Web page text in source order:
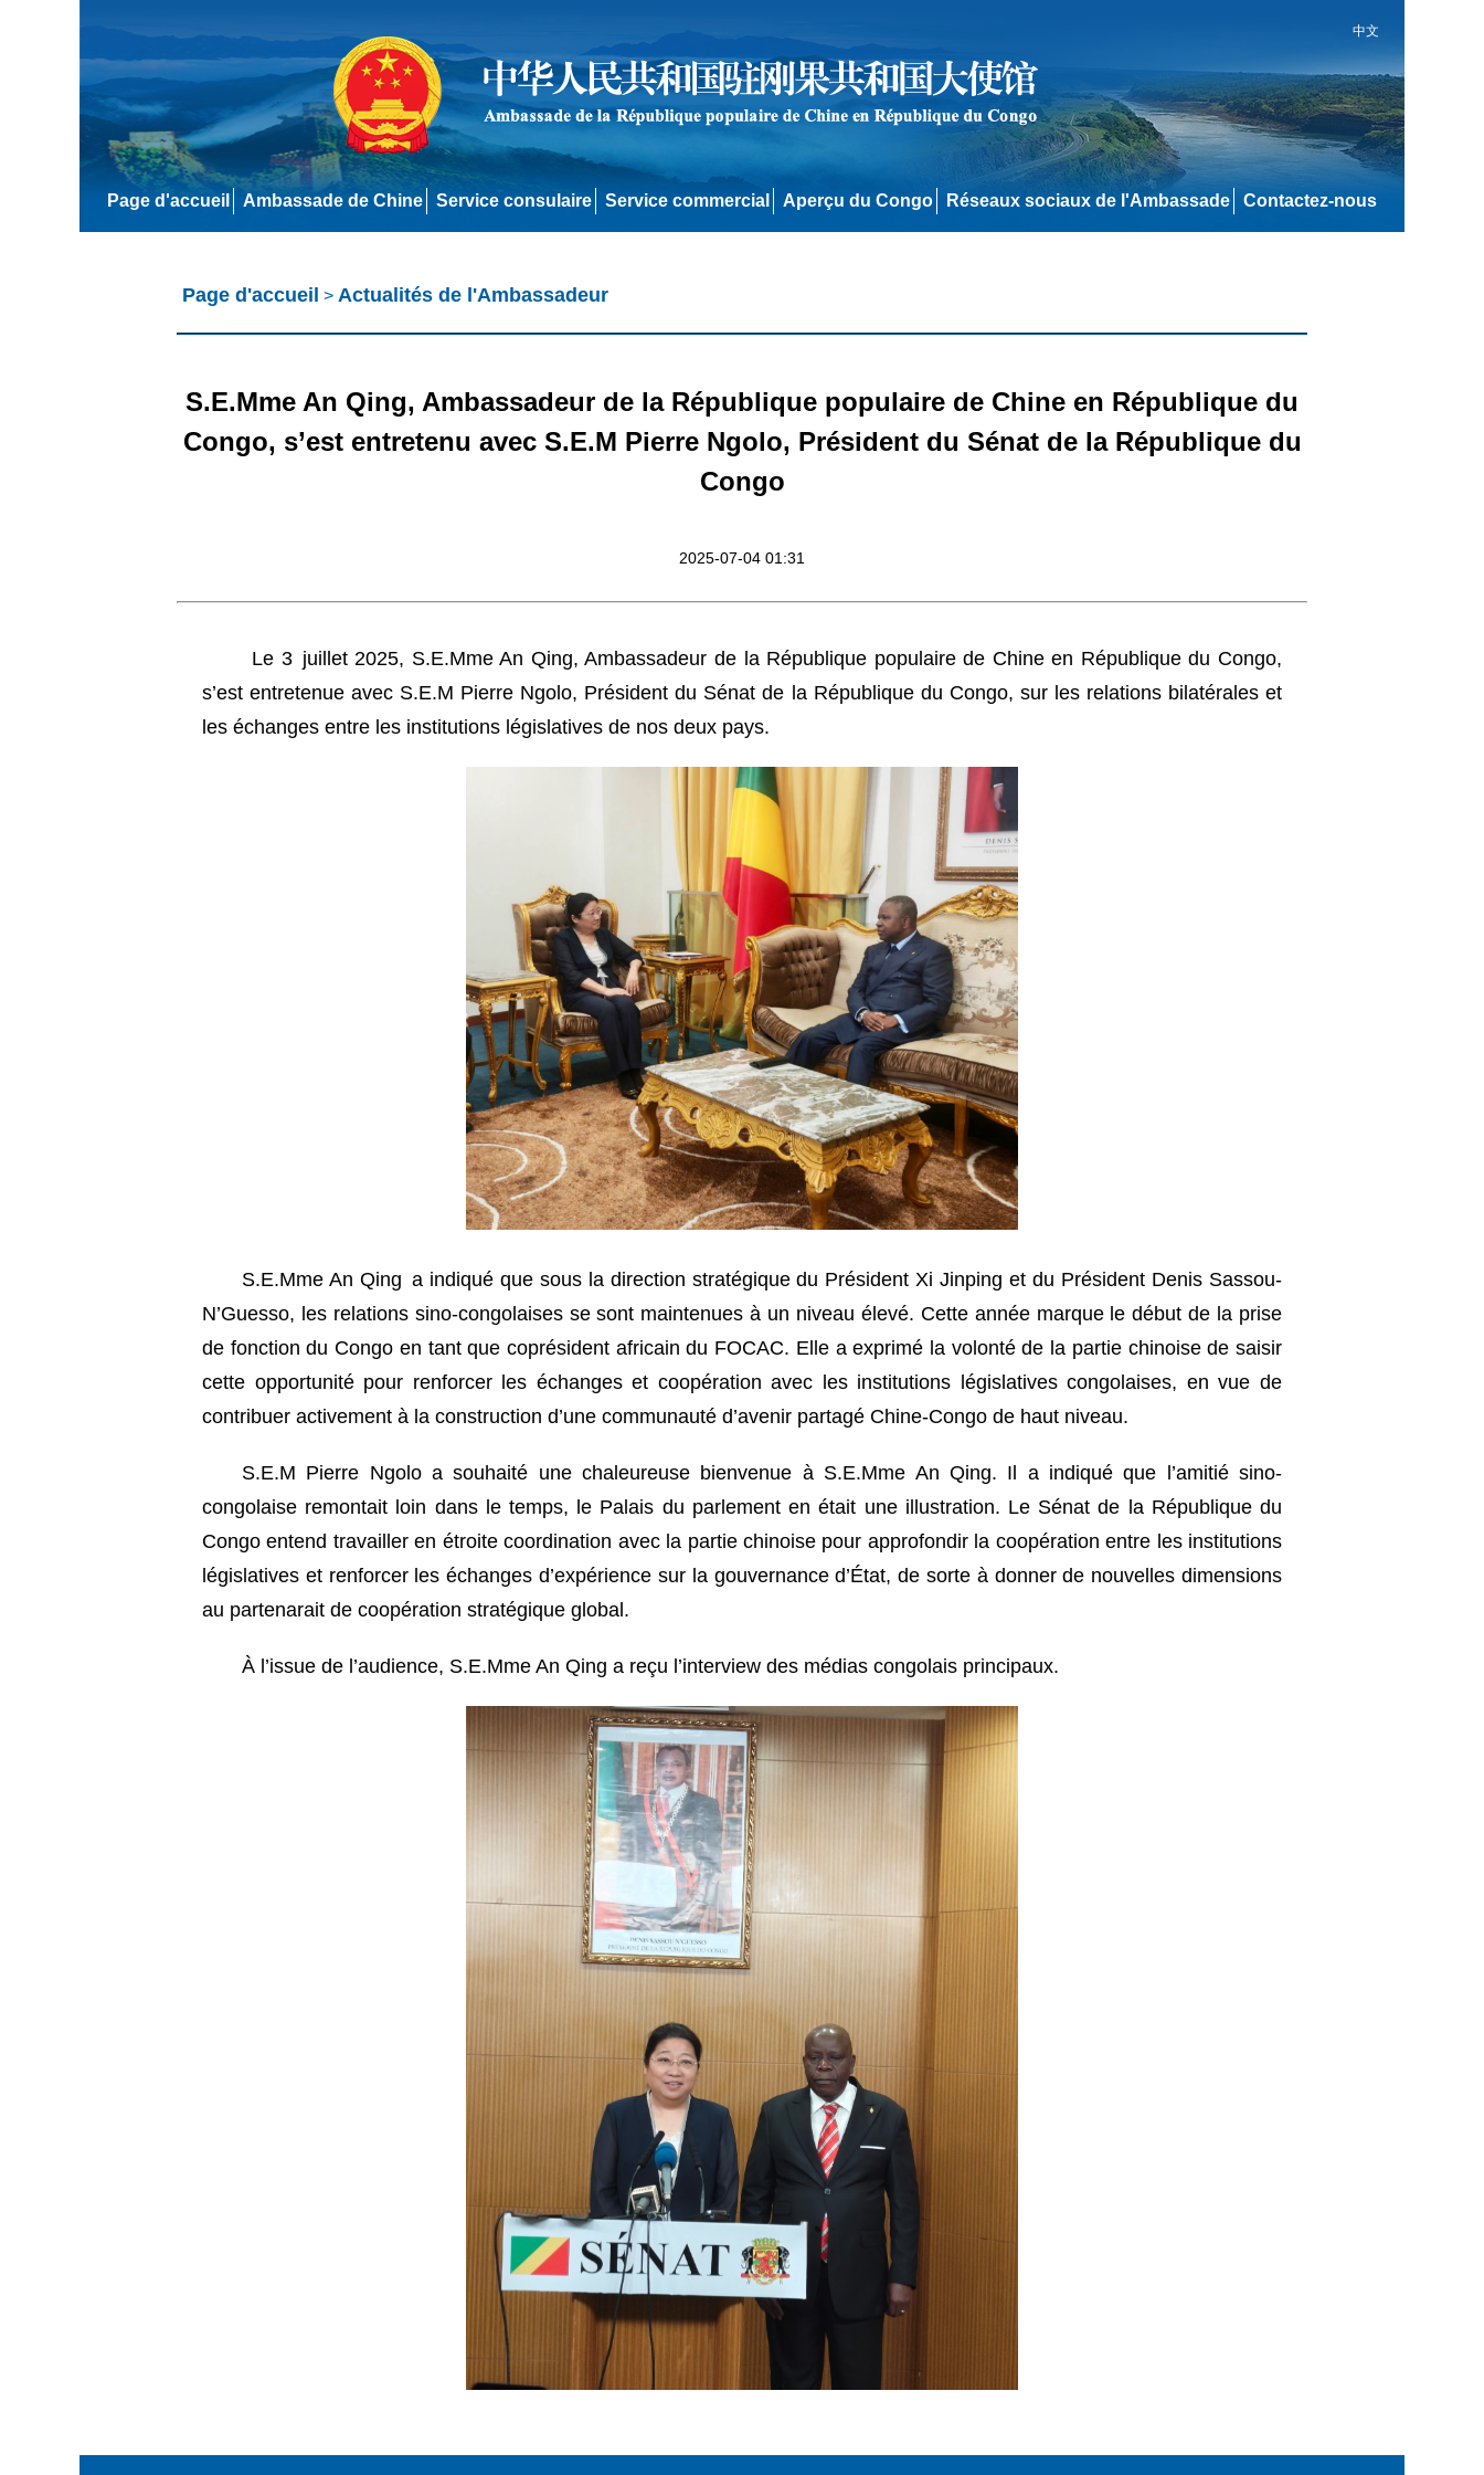
中文
Page d'accueil Ambassade de Chine Service consulaire Service commercial Aperçu du Congo Réseaux sociaux de l'Ambassade Contactez-nous
Page d'accueil > Actualités de l'Ambassadeur
S.E.Mme An Qing, Ambassadeur de la République populaire de Chine en République du
Congo, s’est entretenu avec S.E.M Pierre Ngolo, Président du Sénat de la République du
Congo
2025-07-04 01:31
Le 3 juillet 2025, S.E.Mme An Qing, Ambassadeur de la République populaire de Chine en République du Congo,
s’est entretenue avec S.E.M Pierre Ngolo, Président du Sénat de la République du Congo, sur les relations bilatérales et
les échanges entre les institutions législatives de nos deux pays.
S.E.Mme An Qing a indiqué que sous la direction stratégique du Président Xi Jinping et du Président Denis Sassou-
N’Guesso, les relations sino-congolaises se sont maintenues à un niveau élevé. Cette année marque le début de la prise
de fonction du Congo en tant que coprésident africain du FOCAC. Elle a exprimé la volonté de la partie chinoise de saisir
cette opportunité pour renforcer les échanges et coopération avec les institutions législatives congolaises, en vue de
contribuer activement à la construction d’une communauté d’avenir partagé Chine-Congo de haut niveau.
S.E.M Pierre Ngolo a souhaité une chaleureuse bienvenue à S.E.Mme An Qing. Il a indiqué que l’amitié sino-
congolaise remontait loin dans le temps, le Palais du parlement en était une illustration. Le Sénat de la République du
Congo entend travailler en étroite coordination avec la partie chinoise pour approfondir la coopération entre les institutions
législatives et renforcer les échanges d’expérience sur la gouvernance d’État, de sorte à donner de nouvelles dimensions
au partenarait de coopération stratégique global.
À l’issue de l’audience, S.E.Mme An Qing a reçu l’interview des médias congolais principaux.